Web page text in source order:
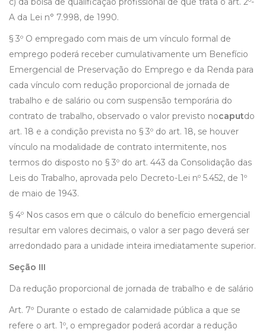
A da Lei n° 7.998, de 1990.
§ 3º O empregado com mais de um vínculo formal de
emprego poderá receber cumulativamente um Benefício
Emergencial de Preservação do Emprego e da Renda para
cada vínculo com redução proporcional de jornada de
trabalho e de salário ou com suspensão temporária do
contrato de trabalho, observado o valor previsto nocaputdo
art. 18 e a condição prevista no § 3º do art. 18, se houver
vínculo na modalidade de contrato intermitente, nos
termos do disposto no § 3º do art. 443 da Consolidação das
Leis do Trabalho, aprovada pelo Decreto-Lei nº 5.452, de 1º
de maio de 1943.
§ 4º Nos casos em que o cálculo do benefício emergencial
resultar em valores decimais, o valor a ser pago deverá ser
arredondado para a unidade inteira imediatamente superior.
Seção III
Da redução proporcional de jornada de trabalho e de salário
Art. 7º Durante o estado de calamidade pública a que se
refere o art. 1º, o empregador poderá acordar a redução